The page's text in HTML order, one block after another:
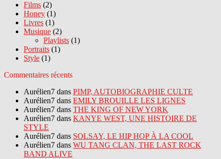
Films (2)
Honey (1)
Livres (1)
Musique (2)
Playlists (1)
Portraits (1)
Style (1)
Commentaires récents
Aurélien7 dans PIMP, AUTOBIOGRAPHIE CULTE
Aurélien7 dans EMILY BROUILLE LES LIGNES
Aurélien7 dans THE KING OF NEW YORK
Aurélien7 dans KANYE WEST, UNE HISTOIRE DE
STYLE
Aurélien7 dans SOLSAY, LE HIP HOP À LA COOL
Aurélien7 dans WU TANG CLAN, THE LAST ROCK
BAND ALIVE